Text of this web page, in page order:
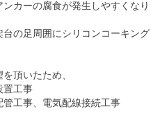
カーの腐食が発生しやすくなり
の足周囲にシリコンコーキング
頂いたため、
置工事
工事、電気配線接続工事